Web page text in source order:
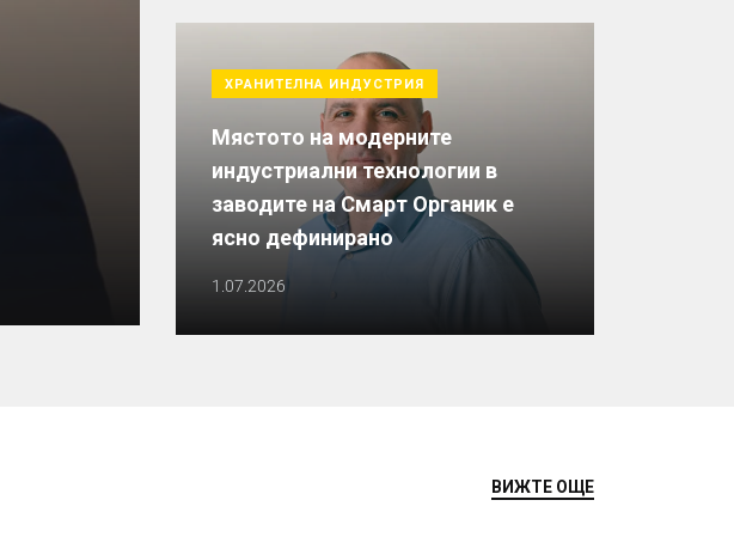
ХРАНИТЕЛНА ИНДУСТРИЯ
Мястото на модерните
индустриални технологии в
заводите на Смарт Органик е
ясно дефинирано
1.07.2026
ВИЖТЕ ОЩЕ